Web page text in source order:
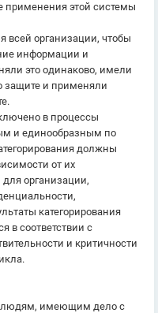
применения этой системы
всей организации, чтобы
информации и
это одинаково, имели
защите и применяли
в процессы
и единообразным по
должны
от их
для организации,
категорирования
в соответствии с
и критичности
людям, имеющим дело с